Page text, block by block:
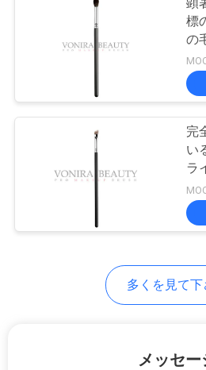
構造のブラ
レクション
個々の構造
顕
標
の
合
完
い
ラ
造
多くを見て下
メッセー